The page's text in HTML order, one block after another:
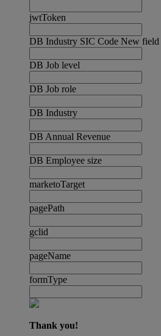
jwtToken
DB Industry SIC Code New field
DB Job level
DB Job role
DB Industry
DB Annual Revenue
DB Employee size
marketoTarget
pagePath
gclid
pageName
formType
Thank you!